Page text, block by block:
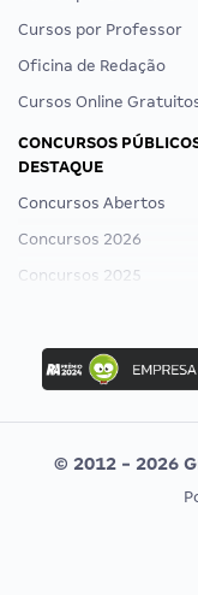
Cursos por Professor
Oficina de Redação
Cursos Online
CONCURSOS
DESTAQUE
Concursos Abertos
Concursos 2026
Concursos 2025
Concurso Nacional
Concurso Ibama
Concurso MPU
Editais publicados
CONCURSOS POR
© 2012 - 2026